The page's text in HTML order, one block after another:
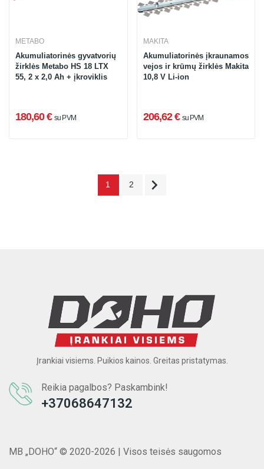
METABO
Akumuliatorinės gyvatvorių
žirklės Metabo HS 18 LTX
55, 2 x 2,0 Ah + įkroviklis
180,60 € su PVM
MAKITA
Akumuliatorinės įkraunamos
vejos ir krūmų žirklės Makita
10,8 V Li-ion
206,62 € su PVM
1 2 
Įrankiai visiems. Puikios kainos. Greitas pristatymas.
Reikia pagalbos? Paskambink!
+37068647132
MB „DOHO“ © 2020-2026 | Visos teisės saugomos